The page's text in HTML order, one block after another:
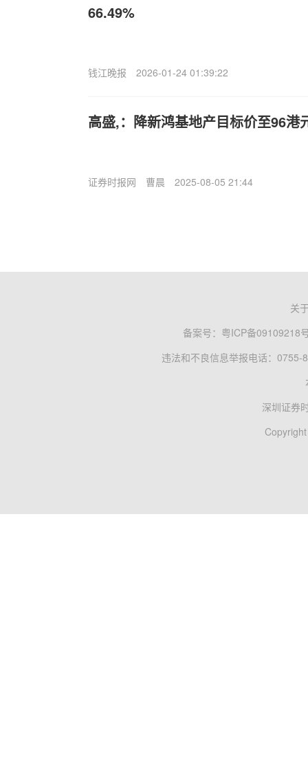
66.49%
钱江晚报 2026-01-24 01:39:22
高盛,：降新鸿基地产目标价至96港
证券时报网 曹晨 2025-08-05 21:44
关
备案号： 粤ICP备09109218
违法和不良信息举报电话：0755-
深圳证券